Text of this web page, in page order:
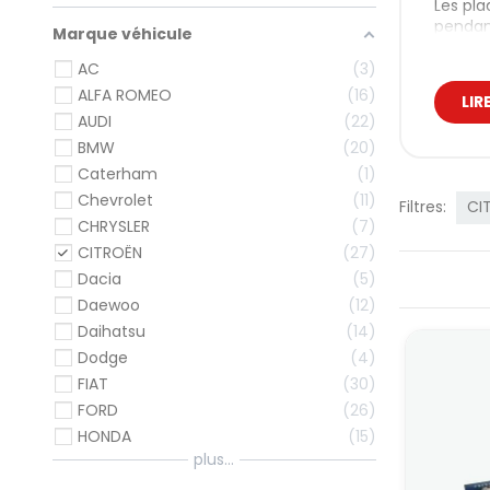
Les
Filtres:
Marque véhicule
AC
3
ALFA ROMEO
16
AUDI
22
BMW
20
Caterham
1
Chevrolet
11
CHRYSLER
7
CITROËN
27
Dacia
5
Daewoo
12
Daihatsu
14
Dodge
4
FIAT
30
FORD
26
HONDA
15
plus...